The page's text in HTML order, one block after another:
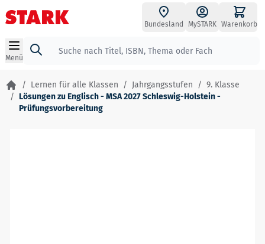
Zum Inhalt springen
Bundesland MySTARK Warenkorb
Menü
Suche
/ Lernen für alle Klassen / Jahrgangsstufen / 9. Klasse
/ Lösungen zu Englisch - MSA 2027 Schleswig-Holstein -
Prüfungsvorbereitung